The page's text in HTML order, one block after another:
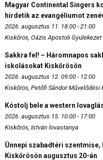
Magyar Continental Singers
hirdetik az evangéliumot
2026. augusztus 11. 18:00 - 21:00
Kiskőrös, Oázis Apostoli
Sakkra fel! – Háromnapos
iskolásokat Kiskőrösön
2026. augusztus 12. 09:00 - 12:00
Kiskőrös, Petőfi Sándor Művelődési
Kóstolj bele a western
2026. augusztus 15. 10:00 - 17:00
Kiskőrös, István lovastanya
Ünnepi szabadtéri
Kiskőrösön augusztus 20-án